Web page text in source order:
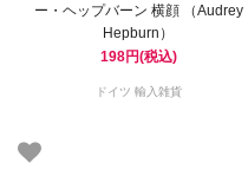
ー・ヘップバーン 横顔 （Audrey
Hepburn）
198円(税込)
ドイツ 輸入雑貨